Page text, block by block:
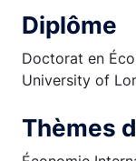
Diplôme
Doctorat en
University of
Thèmes